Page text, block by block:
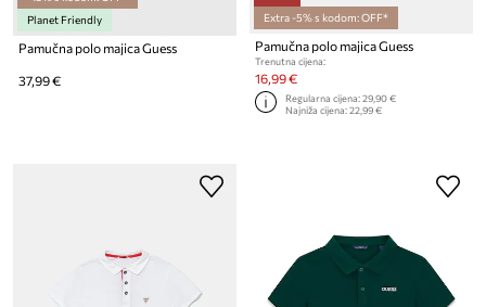
Planet Friendly
Pamučna polo majica Guess
37,99 €
Extra -5% s kodom: OFF*
Pamučna polo majica Guess
Trenutna cijena:
16,99 €
Regularna cijena:29,90 €
Najniža cijena:22,99 €